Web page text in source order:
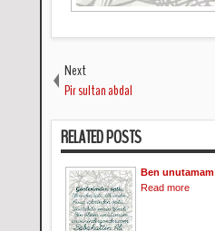
Next
Pir sultan abdal
RELATED POSTS
Ben unutamam
Read more